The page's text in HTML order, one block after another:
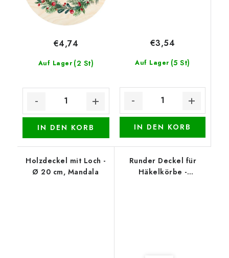
Auf Lager (2 St)
€4,74
IN DEN KORB
Auf Lager (5 St)
€3,54
IN DEN KORB
Holzdeckel mit Loch -
Ø 20 cm, Mandala
Runder Deckel für
Häkelkörbe -